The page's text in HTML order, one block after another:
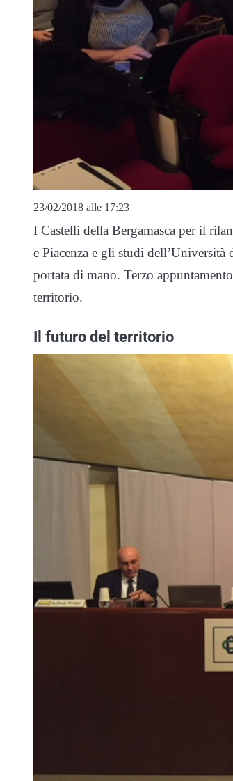
23/02/2018 alle 17:23
I Castelli della Bergamasca per il
e Piacenza e gli studi
portata di mano. Terzo
territorio.
Il futuro del territorio